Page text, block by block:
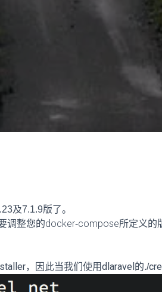
及7.1.9版了。
调整您的docker-compose所定义的
，因此当我们使用dlaravel的./